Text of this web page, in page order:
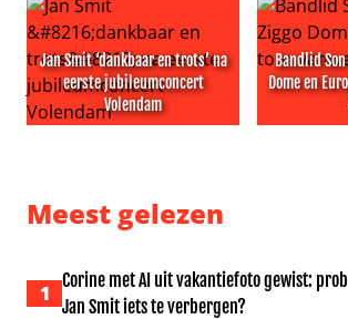
Jan Smit ‘dankbaar en trots’ na
eerste jubileumconcert
Volendam
Bandlid
Dome en
Meest gelezen
1
Corine met AI uit vakantiefoto gewist:
Jan Smit iets te verbergen?